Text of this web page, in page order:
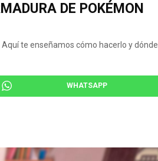
DE POKÉMON
te enseñamos cómo hacerlo y dónde
WHATSAPP